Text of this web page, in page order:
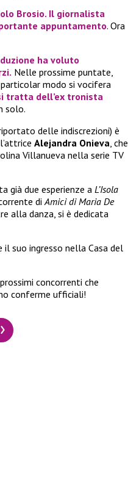
Brosio. Il giornalista
appuntamento. Ora
ha voluto
. Nelle prossime puntate,
modo si vocifera
tratta dell’ex tronista
solo.
delle indiscrezioni) è
Alejandra Onieva, che
Villanueva nella serie TV
già due esperienze a L’Isola
diAmici di Maria De
alla danza, si è dedicata
suo ingresso nella Casa del
concorrenti che
conferme ufficiali!